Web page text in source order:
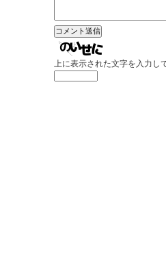
上に表示された文字を入力し